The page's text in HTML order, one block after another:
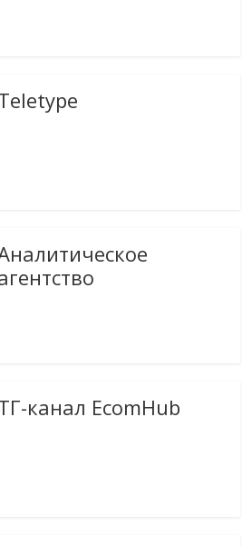
канал EcomHub